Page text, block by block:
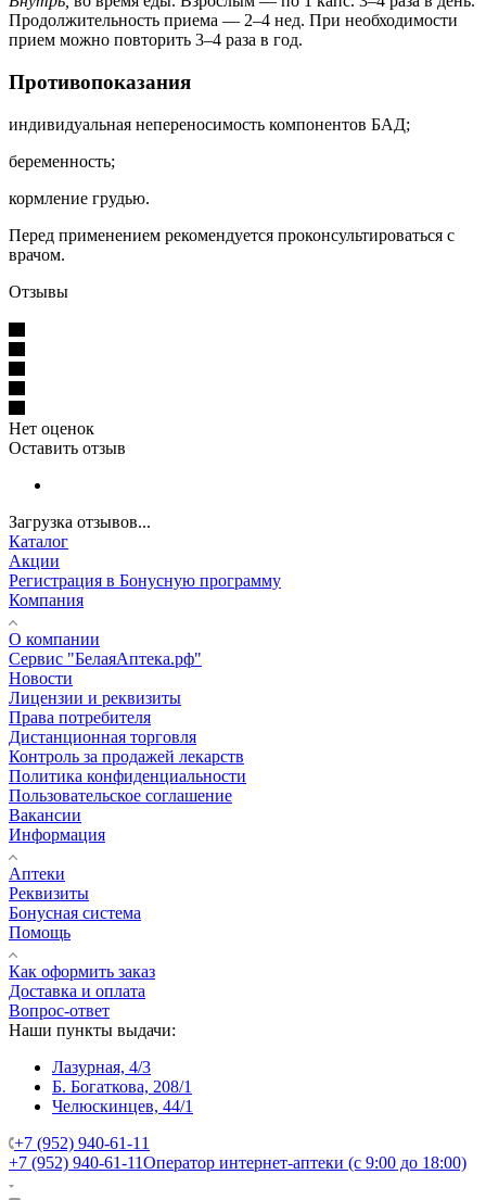
Продолжительность приема — 2–4 нед. При необходимости
прием можно повторить 3–4 раза в год.
Противопоказания
индивидуальная непереносимость компонентов БАД;
беременность;
кормление грудью.
Перед применением рекомендуется проконсультироваться с
врачом.
Отзывы
Нет оценок
Оставить отзыв
Загрузка отзывов...
Каталог
Акции
Регистрация в Бонусную программу
Компания
О компании
Сервис "БелаяАптека.рф"
Новости
Лицензии и реквизиты
Права потребителя
Дистанционная торговля
Контроль за продажей лекарств
Политика конфиденциальности
Пользовательское соглашение
Вакансии
Информация
Аптеки
Реквизиты
Бонусная система
Помощь
Как оформить заказ
Доставка и оплата
Вопрос-ответ
Наши пункты выдачи:
Лазурная, 4/3
Б. Богаткова, 208/1
Челюскинцев, 44/1
+7 (952) 940-61-11
+7 (952) 940-61-11Оператор интернет-аптеки (с 9:00 до 18:00)